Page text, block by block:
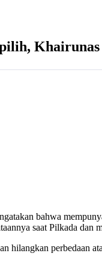
bahwa
saat Pilkada
hilangkan perbedaan